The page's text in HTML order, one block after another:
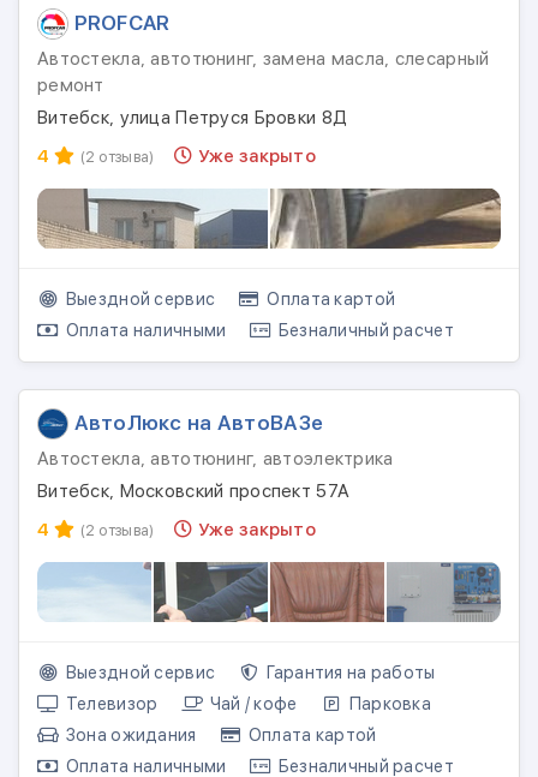
PROFCAR
Автостекла, автотюнинг, замена масла, слесарный
ремонт
Витебск, улица Петруся Бровки 8Д
4
(2 отзыва) Уже закрыто
Выездной сервис
Оплата картой
Оплата наличными
Безналичный расчет
АвтоЛюкс на АвтоВАЗе
Автостекла, автотюнинг, автоэлектрика
Витебск, Московский проспект 57А
4
(2 отзыва) Уже закрыто
Выездной сервис
Гарантия на работы
Телевизор
Чай / кофе
Парковка
Зона ожидания
Оплата картой
Оплата наличными
Безналичный расчет